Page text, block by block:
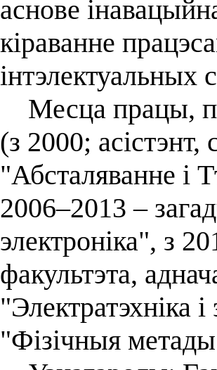
аснове
кіраванне
інтэлектуальных
Месца працы,
(з 2000;
"Абсталяванне і
2006–2013 –
электроніка", з
факультэта,
"Электратэхніка
"Фізічныя